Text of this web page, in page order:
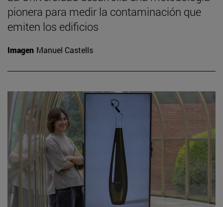
pionera para medir la contaminación que
emiten los edificios
Imagen Manuel Castells